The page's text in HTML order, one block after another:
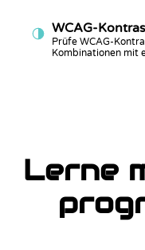
WCAG-
Prüfe WCAG-
Kombinationen mit
Lerne